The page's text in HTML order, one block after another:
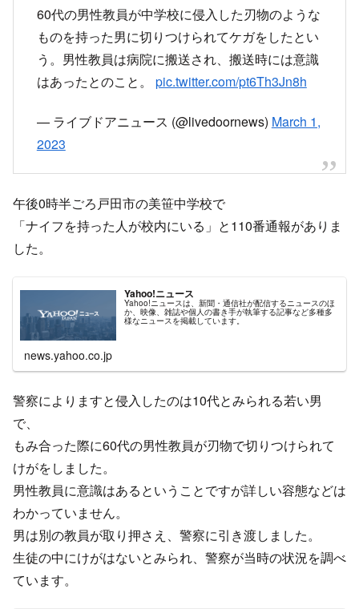
60代の男性教員が中学校に侵入した刃物のような
ものを持った男に切りつけられてケガをしたとい
う。男性教員は病院に搬送され、搬送時には意識
はあったとのこと。 pic.twitter.com/pt6Th3Jn8h
— ライブドアニュース (@livedoornews) March 1,
2023
午後0時半ごろ戸田市の美笹中学校で
「ナイフを持った人が校内にいる」と110番通報がありま
した。
Yahoo!ニュース
Yahoo!ニュースは、新聞・通信社が配信するニュースのほ
か、映像、雑誌や個人の書き手が執筆する記事など多種多
様なニュースを掲載しています。
news.yahoo.co.jp
警察によりますと侵入したのは10代とみられる若い男
で、
もみ合った際に60代の男性教員が刃物で切りつけられて
けがをしました。
男性教員に意識はあるということですが詳しい容態などは
わかっていません。
男は別の教員が取り押さえ、警察に引き渡しました。
生徒の中にけがはないとみられ、警察が当時の状況を調べ
ています。